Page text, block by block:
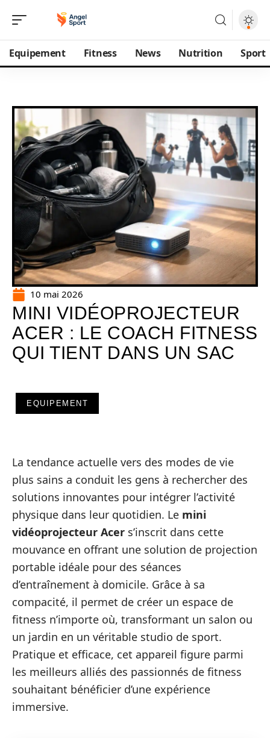
Equipement Fitness News Nutrition Sport
10 mai 2026
MINI VIDÉOPROJECTEUR
ACER : LE COACH FITNESS
QUI TIENT DANS UN SAC
EQUIPEMENT
La tendance actuelle vers des modes de vie
plus sains a conduit les gens à rechercher des
solutions innovantes pour intégrer l’activité
physique dans leur quotidien. Le mini
vidéoprojecteur Acer s’inscrit dans cette
mouvance en offrant une solution de projection
portable idéale pour des séances
d’entraînement à domicile. Grâce à sa
compacité, il permet de créer un espace de
fitness n’importe où, transformant un salon ou
un jardin en un véritable studio de sport.
Pratique et efficace, cet appareil figure parmi
les meilleurs alliés des passionnés de fitness
souhaitant bénéficier d’une expérience
immersive.